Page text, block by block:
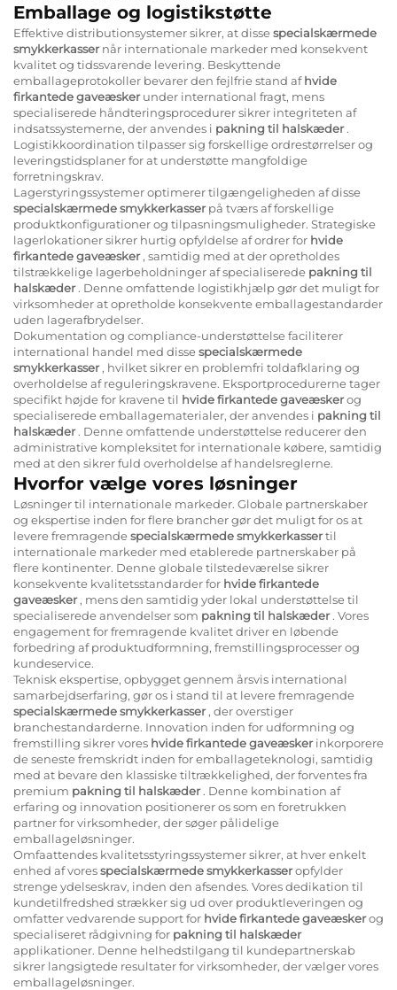
Emballage og logistikstøtte
Effektive distributionsystemer sikrer, at dissespecialskærmede
smykkerkassernår internationale markeder med konsekvent
kvalitet og tidssvarende levering. Beskyttende
emballageprotokoller bevarer den fejlfrie stand afhvide
firkantede gaveæskerunder international fragt, mens
specialiserede håndteringsprocedurer sikrer integriteten af
indsatssystemerne, der anvendes i pakning til halskæder.
Logistikkoordination tilpasser sig forskellige ordrestørrelser og
leveringstidsplaner for at understøtte mangfoldige
forretningskrav.
Lagerstyringssystemer optimerer tilgængeligheden af disse
specialskærmede smykkerkasserpå tværs af forskellige
produktkonfigurationer og tilpasningsmuligheder. Strategiske
lagerlokationer sikrer hurtig opfyldelse af ordrer for hvide
firkantede gaveæsker, samtidig med at der opretholdes
tilstrækkelige lagerbeholdninger af specialiserede pakning til
halskæder. Denne omfattende logistikhjælp gør det muligt for
virksomheder at opretholde konsekvente emballagestandarder
uden lagerafbrydelser.
Dokumentation og compliance-understøttelse faciliterer
international handel med dissespecialskærmede
smykkerkasser, hvilket sikrer en problemfri toldafklaring og
overholdelse af reguleringskravene. Eksportprocedurerne tager
specifikt højde for kravene til hvide firkantede gaveæskerog
specialiserede emballagematerialer, der anvendes i pakning til
halskæder. Denne omfattende understøttelse reducerer den
administrative kompleksitet for internationale købere, samtidig
med at den sikrer fuld overholdelse af handelsreglerne.
Hvorfor vælge vores løsninger
Løsninger til internationale markeder. Globale partnerskaber
og ekspertise inden for flere brancher gør det muligt for os at
levere fremragendespecialskærmede smykkerkassertil
internationale markeder med etablerede partnerskaber på
flere kontinenter. Denne globale tilstedeværelse sikrer
konsekvente kvalitetsstandarder for hvide firkantede
gaveæsker, mens den samtidig yder lokal understøttelse til
specialiserede anvendelser som pakning til halskæder. Vores
engagement for fremragende kvalitet driver en løbende
forbedring af produktudformning, fremstillingsprocesser og
kundeservice.
Teknisk ekspertise, opbygget gennem årsvis international
samarbejdserfaring, gør os i stand til at levere fremragende
specialskærmede smykkerkasser, der overstiger
branchestandarderne. Innovation inden for udformning og
fremstilling sikrer vores hvide firkantede gaveæskerinkorporere
de seneste fremskridt inden for emballageteknologi, samtidig
med at bevare den klassiske tiltrækkelighed, der forventes fra
premium pakning til halskæder. Denne kombination af
erfaring og innovation positionerer os som en foretrukken
partner for virksomheder, der søger pålidelige
emballageløsninger.
Omfaattendes kvalitetsstyringssystemer sikrer, at hver enkelt
enhed af voresspecialskærmede smykkerkasseropfylder
strenge ydelseskrav, inden den afsendes. Vores dedikation til
kundetilfredshed strækker sig ud over produktleveringen og
omfatter vedvarende support for hvide firkantede gaveæskerog
specialiseret rådgivning for pakning til halskæder
applikationer. Denne helhedstilgang til kundepartnerskab
sikrer langsigtede resultater for virksomheder, der vælger vores
emballageløsninger.